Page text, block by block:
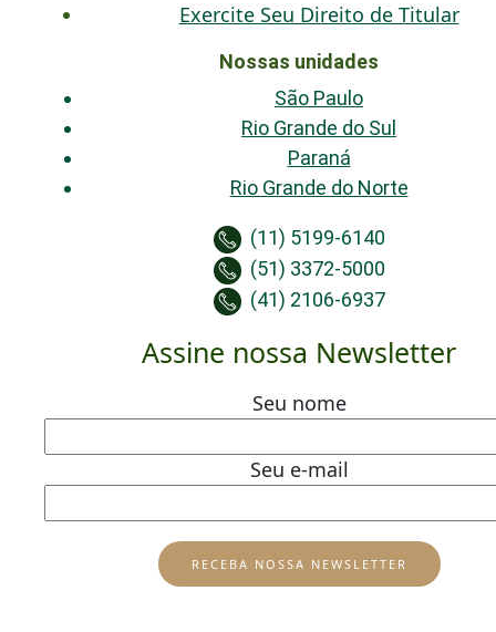
Exercite Seu Direito de Titular
Nossas unidades
São Paulo
Rio Grande do Sul
Paraná
Rio Grande do Norte
(11) 5199-6140
(51) 3372-5000
(41) 2106-6937
Assine nossa Newsletter
Seu nome
Seu e-mail